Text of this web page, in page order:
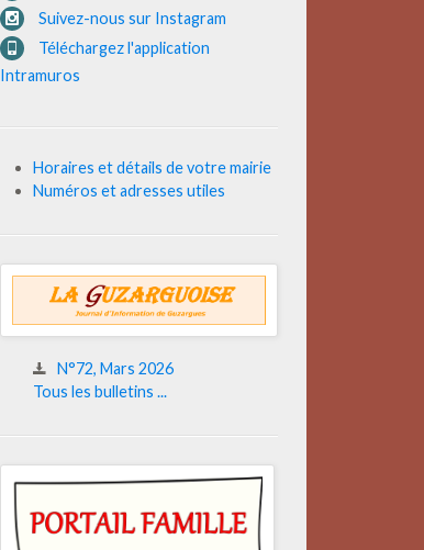
Suivez-nous sur Instagram
Téléchargez l'application
Intramuros
Horaires et détails de votre mairie
Numéros et adresses utiles
N°72, Mars 2026
Tous les bulletins ...